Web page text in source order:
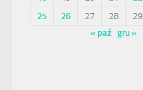
25
26 27 28 29
« paź gru »